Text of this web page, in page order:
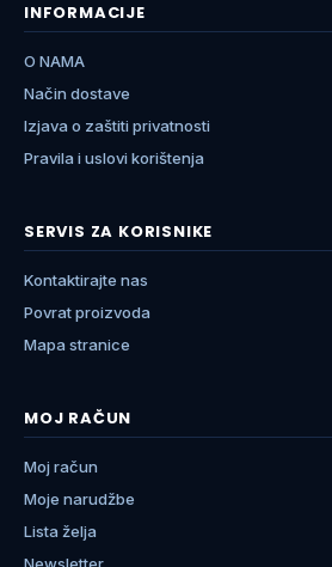
INFORMACIJE
O NAMA
Način dostave
Izjava o zaštiti privatnosti
Pravila i uslovi korištenja
SERVIS ZA KORISNIKE
Kontaktirajte nas
Povrat proizvoda
Mapa stranice
MOJ RAČUN
Moj račun
Moje narudžbe
Lista želja